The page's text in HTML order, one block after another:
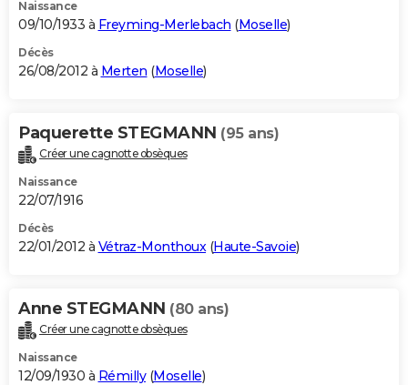
Naissance
09/10/1933 à Freyming-Merlebach (Moselle)
Décès
26/08/2012 à Merten (Moselle)
Paquerette STEGMANN (95 ans)
Créer une cagnotte obsèques
Naissance
22/07/1916
Décès
22/01/2012 à Vétraz-Monthoux(Haute-Savoie)
Anne STEGMANN (80 ans)
Créer une cagnotte obsèques
Naissance
12/09/1930 à Rémilly(Moselle)